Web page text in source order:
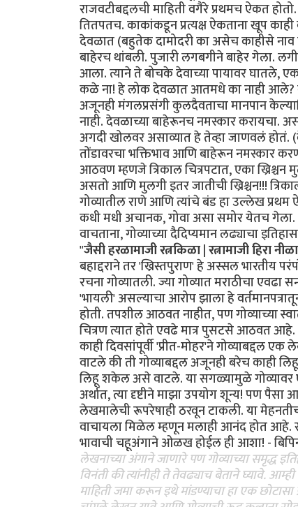
राजवटीबद्दलची माहिती वगैरे प्रथमच ऐकत
तितपतच. काकांकडून प्रत्यक्ष ऐकताना खूप
देवळात (बहुतेक दामोदरी का असेच काहीसे
बाहेरच थांबली. पुजारी लगबगीने बाहेर गेला.
आला. त्याने ते बोचके देवाच्या पायावर घातले,
कळे ना! हे लोक देवळात आतमधे का नाही आले?
अजूनही मंगलप्रसंगी कुलदैवताचा मानपान
नाही. देवळाच्या बाहेरूनच नमस्कार करायचा.
अगदी खोलवर असाव्यात हे तेव्हा जाणवलं होतं.
तोंडावरचा भक्तिभाव आणि बाहेरून
आठवण म्हणजे त्रिकाल चित्रपटात, एका ख्रिश्चन
असतो आणि मुलगी इतर जातीची ख्रिश्चन!!!
गोव्यातील राणे आणि त्यांचे बंड हा उल्लेख प्रथम
कधी मधी अचानक, गोवा असा समोर येतच गेला.
वाचताना, गोव्याच्या दैदिप्यमान लढ्याचा
"जैसी हरळामाजी रत्नकिळा | रत्नामाजी हिरा
बहाद्दराने तर 'ख्रिस्तपुराण' हे अस्सल भारतीय
रचना गोव्यातली. ज्या गोव्यात मराठीचा
'भायली' असल्याचा आरोप झाला हे
होती. तपशील आठवत नाहीत, पण गोव्याच्या
चित्रण त्यात होते एवढे मात्र पुसटसे आठवत
काही दिवसांपूर्वी 'प्रीत-मोहर'ने गोव्याबद्दल
वाटले की ती गोव्याबद्दल अजूनही बरेच काही
लिहू शकेल असे वाटले. या सगळ्यामुळे गोव्यावर
अर्थात, त्या दृष्टीने माझा उपयोग शून्य! पण
लेखमालेची रूपरेषाही ठरवून टाकली. या
वाचायला मिळेल म्हणून मलाही आनंद होत आहे.
भावाची चहूअंगाने ओळख होईल ही आशा! -
लेखनाच्या अंगाने जाणारे पण गोव्याच्या समृद्ध
विनंती की त्यांनीही ते तेवढ्याच बेताने घ्यावे.
माहिती जमा करून इथे मांडण्याचा हा एक